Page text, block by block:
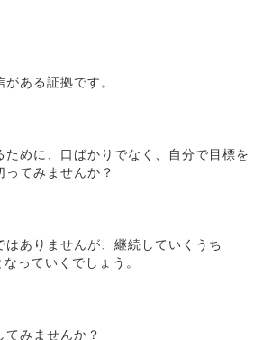
ある証拠です。
ために、口ばかりでなく、自分で目標を
てみませんか？
はありませんが、継続していくうち
っていくでしょう。
てみませんか？